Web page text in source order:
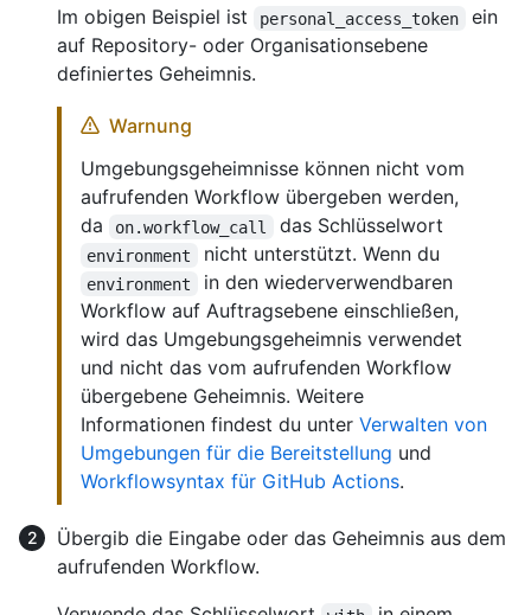
Im obigen Beispiel ist personal_access_token
ein
auf Repository- oder Organisationsebene
definiertes Geheimnis.
Warnung
Umgebungsgeheimnisse können nicht vom
aufrufenden Workflow übergeben werden,
da
on.workflow_call das Schlüsselwort
environment nicht unterstützt. Wenn du
environment
in den wiederverwendbaren
Workflow auf Auftragsebene einschließen,
wird das Umgebungsgeheimnis verwendet
und nicht das vom aufrufenden Workflow
übergebene Geheimnis. Weitere
Informationen findest du unter Verwalten von
Umgebungen für die Bereitstellung und
Workflowsyntax für GitHub Actions.
Übergib die Eingabe oder das Geheimnis aus dem
aufrufenden Workflow.